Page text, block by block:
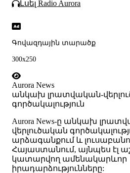
Լսել Radio Aurora
Գովազդային տարածք
300x250
Aurora News
անկախ լրատվական-
գործակալություն
Аurora News-ը անկախ
վերլուծական
արձագանքում և
Հայաստանում, այնպես էլ
կատարվող ամենակարևոր
իրադարձությունները: